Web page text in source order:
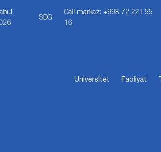
SDG
Call markaz: +998 72 221 55
16
Universitet Faoliyat